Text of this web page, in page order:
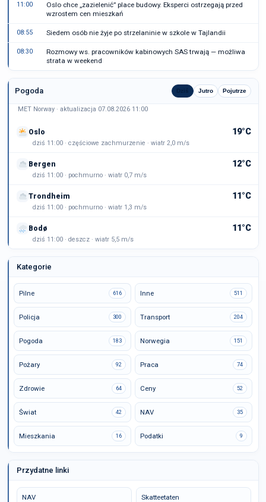
11:00
Oslo chce „zazielenić” place budowy. Eksperci ostrzegają przed
wzrostem cen mieszkań
08:55 Siedem osób nie żyje po strzelaninie w szkole w Tajlandii
08:30
Rozmowy ws. pracowników kabinowych SAS trwają — możliwa
strata w weekend
Pogoda Dziś Jutro Pojutrze
MET Norway · aktualizacja 07.08.2026 11:00
Oslo 19°C
dziś 11:00 · częściowe zachmurzenie · wiatr 2,0 m/s
Bergen 12°C
dziś 11:00 · pochmurno · wiatr 0,7 m/s
Trondheim 11°C
dziś 11:00 · pochmurno · wiatr 1,3 m/s
Bodø 11°C
dziś 11:00 · deszcz · wiatr 5,5 m/s
Kategorie
Pilne 616 Inne 511
Policja 300 Transport 204
Pogoda 183 Norwegia 151
Pożary 92 Praca 74
Zdrowie 64 Ceny 52
Świat 42 NAV 35
Mieszkania 16 Podatki 9
Przydatne linki
NAV Skatteetaten